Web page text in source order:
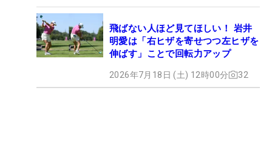
飛ばない人ほど見てほしい！ 岩井
明愛は「右ヒザを寄せつつ左ヒザを
伸ばす」ことで回転力アップ
2026年7月18日 (土) 12時00分 32